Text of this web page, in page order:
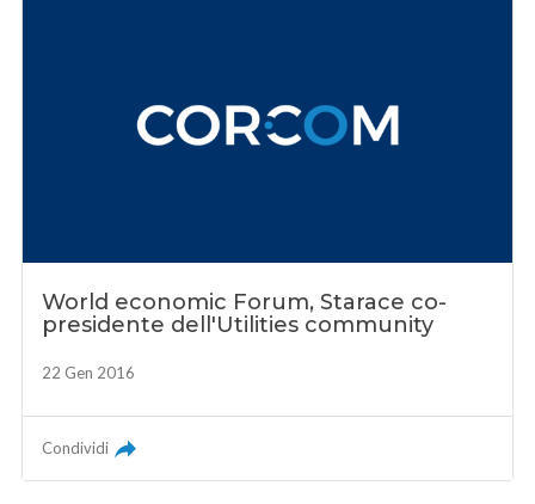
World economic Forum, Starace co-
presidente dell'Utilities community
22 Gen 2016
Condividi